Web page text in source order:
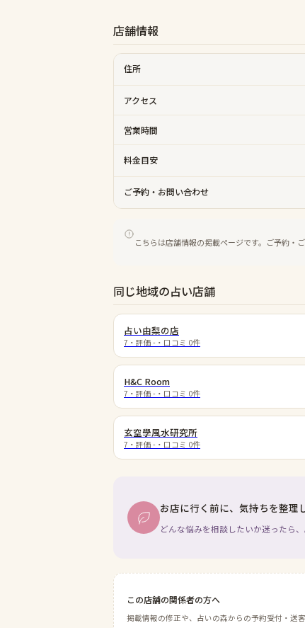
店舗情報
住所
アクセス
営業時間
料金目安
ご予約・お問い合わせ
こちらは店舗情報の掲載ページです。ご予約・
同じ地域の占い店舗
占い由梨の店
7 ・評価 - ・口コミ 0件
H&C Room
7 ・評価 - ・口コミ 0件
玄空學風水研究所
7 ・評価 - ・口コミ 0件
お店に行く前に、気持ちを整理
どんな悩みを相談したいか迷ったら
この店舗の関係者の方へ
掲載情報の修正や、占いの森からの予約受付・送